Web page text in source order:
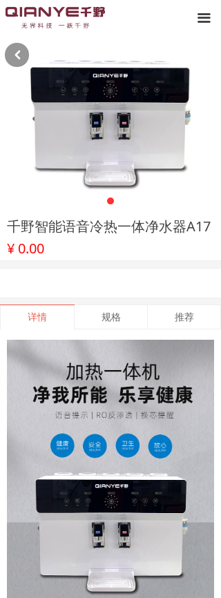
끀
千野智能语音冷热一体净水器A17
¥ 0.00
详情 规格 推荐
낒